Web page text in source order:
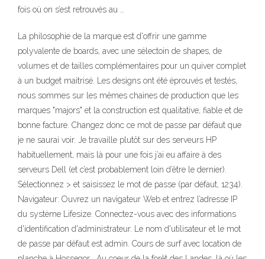
fois où on s’est retrouvés au …
La philosophie de la marque est d'offrir une gamme
polyvalente de boards, avec une sélectoin de shapes, de
volumes et de tailles complémentaires pour un quiver complet
à un budget maitrisé. Les designs ont été éprouvés et testés,
nous sommes sur les mêmes chaines de production que les
marques "majors" et la construction est qualitative, fiable et de
bonne facture. Changez donc ce mot de passe par défaut que
je ne saurai voir. Je travaille plutôt sur des serveurs HP
habituellement, mais là pour une fois j’ai eu affaire à des
serveurs Dell (et c’est probablement loin d’être le dernier).
Sélectionnez > et saisissez le mot de passe (par défaut, 1234).
Navigateur: Ouvrez un navigateur Web et entrez l’adresse IP
du système Lifesize. Connectez-vous avec des informations
d'identification d'administrateur. Le nom d'utilisateur et le mot
de passe par défaut est admin. Cours de surf avec location de